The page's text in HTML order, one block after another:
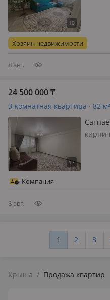
Хозяин недвижимости
8 авг.
24 500 000₸
3-комнатная квартира · 82
Компания
8 авг.
1 2 3
Крыша / Продажа квартир